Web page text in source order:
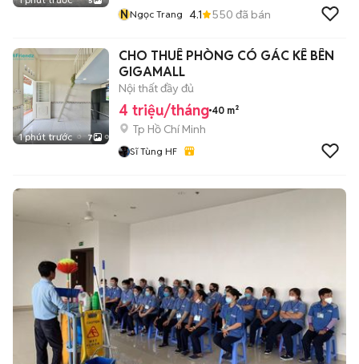
NNgọc Trang 4.1 550 đã bán
1 phút trước 7
CHO THUÊ PHÒNG CÓ GÁC KÊ BÊN
GIGAMALL
Nội thất đầy đủ
4 triệu/tháng 40 m²
Tp Hồ Chí Minh
Sĩ Tùng HF